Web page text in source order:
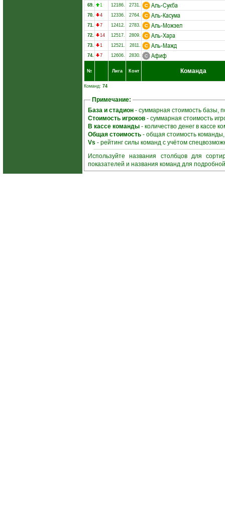
69. 1 12186. 2731. Аль-Сукба
70. 4 12336. 2764. Аль-Касума
71. 7 12412. 2783. Аль-Можзел
72. 14 12517. 2809. Аль-Хара
73. 1 12521. 2811. Аль-Мажд
74. 7 12606. 2830. Афиф
№ Лига Конт Команда
Команд: 74
Примечание:
База и стадион - суммарная стоимость базы,
Стоимость игроков - суммарная стоимость
В кассе команды - количество денег в кассе
Общая стоимость - общая стоимость
Vs - рейтинг силы команд с учётом
Используйте названия столбцов для
показателей и названия команд для